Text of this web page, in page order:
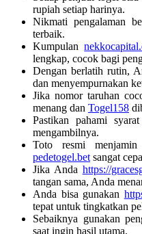
rupiah setiap harinya.
Nikmati pengalaman
terbaik.
Kumpulan
lengkap, cocok bagi
Dengan berlatih rutin,
dan menyempurnakan
Jika nomor taruhan
menang dan Togel158
Pastikan pahami syarat
mengambilnya.
Toto resmi
pedetogel.bet sangat
Jika Anda https://
tangan sama, Anda
Anda bisa gunakan
tepat untuk tingkatkan
Sebaiknya gunakan
saat ingin hasil utama.